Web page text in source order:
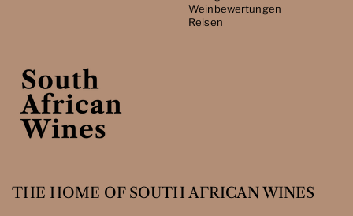
Weinbewertungen
Reisen
THE HOME OF SOUTH AFRICAN WINES